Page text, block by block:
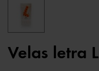
Velas letra L